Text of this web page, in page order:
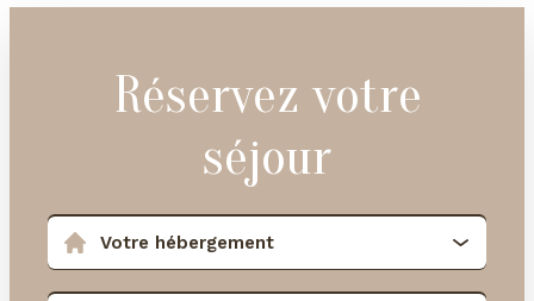
Réservez votre
séjour